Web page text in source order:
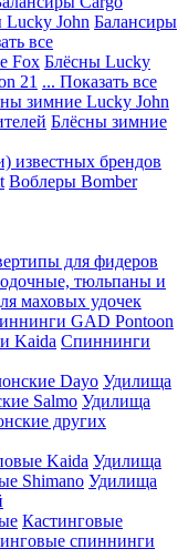
Lucky John Балансиры
все
Fox Блёсны Lucky
21 ... Показать все
зимние Lucky John
Блёсны зимние
известных брендов
Воблеры Bomber
для фидеров
тюльпаны и
маховых удочек
GAD Pontoon
Kaida Спиннинги
Dayo Удилища
Salmo Удилища
других
Kaida Удилища
Shimano Удилища
Кастинговые
спиннинги